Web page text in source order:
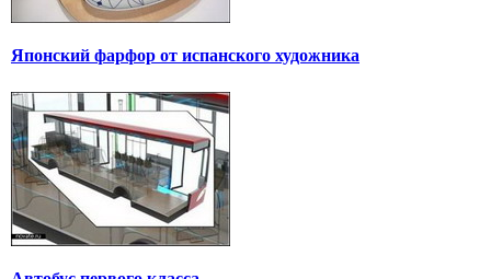
Японский фарфор от испанского художника